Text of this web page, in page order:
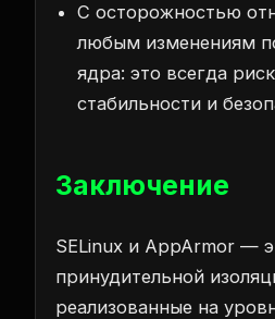
С осторожностью
любым изменениям
ядра: это всегда
стабильности и
Заключение
SELinux и AppArmor —
принудительной
реализованные на